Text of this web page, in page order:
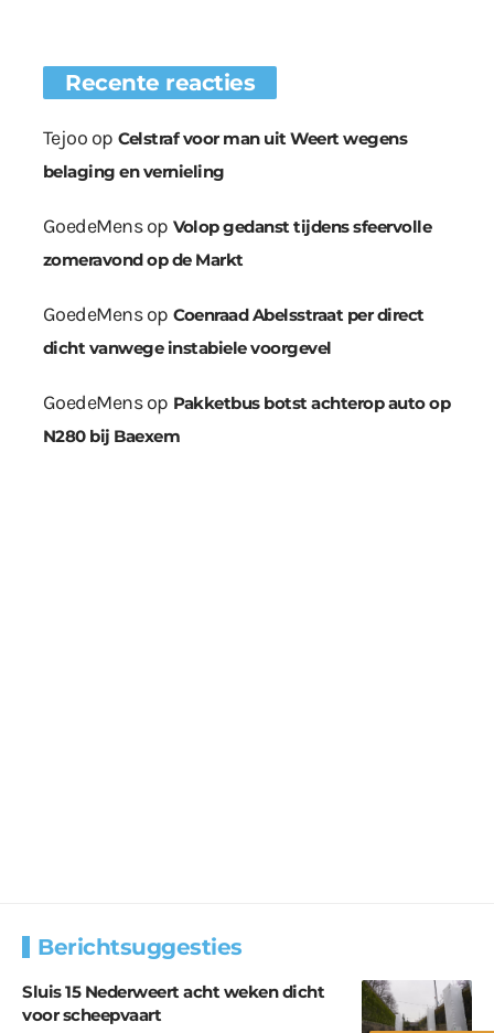
Recente reacties
Tejoo op Celstraf voor man uit Weert wegens
belaging en vernieling
GoedeMensop Volop gedanst tijdens sfeervolle
zomeravond op de Markt
GoedeMensop Coenraad Abelsstraat per direct
dicht vanwege instabiele voorgevel
GoedeMensop Pakketbus botst achterop auto op
N280 bij Baexem
Berichtsuggesties
Sluis 15 Nederweert acht weken dicht
voor scheepvaart